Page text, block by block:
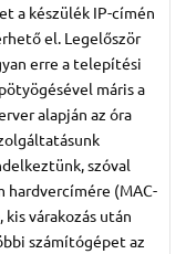
a készülék IP-címén
el. Legelőször
erre a telepítési
máris a
alapján az óra
szóval
hardvercímére (MAC-
várakozás után
számítógépet az